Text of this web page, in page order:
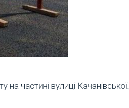
на частині вулиці Качанівської.